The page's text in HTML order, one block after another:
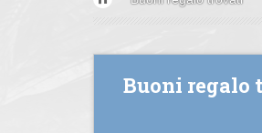
Buoni regalo